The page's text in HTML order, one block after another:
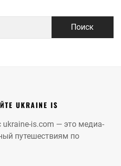
UKRAINE IS
is.com — это медиа-
путешествиям по